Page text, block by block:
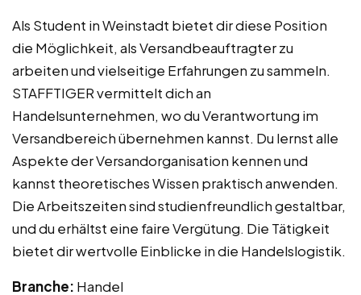
Als Student in Weinstadt bietet dir diese Position
die Möglichkeit, als Versandbeauftragter zu
arbeiten und vielseitige Erfahrungen zu sammeln.
STAFFTIGER vermittelt dich an
Handelsunternehmen, wo du Verantwortung im
Versandbereich übernehmen kannst. Du lernst alle
Aspekte der Versandorganisation kennen und
kannst theoretisches Wissen praktisch anwenden.
Die Arbeitszeiten sind studienfreundlich gestaltbar,
und du erhältst eine faire Vergütung. Die Tätigkeit
bietet dir wertvolle Einblicke in die Handelslogistik.
Branche: Handel